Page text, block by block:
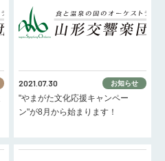
2021.07.30 お知らせ
"やまがた文化応援キャンペー
ン"が8月から始まります！